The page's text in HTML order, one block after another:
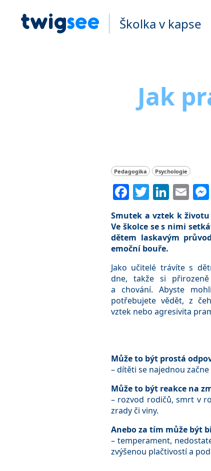
Školka v kapse
Jak
Pedagogika Psychologie
Facebook
Twitter
Smutek a vztek k
Ve školce se s nimi
dětem laskavým
emoční bouře.
Jako učitelé trávíte s
dne, takže si
a chování. Abyste
potřebujete vědět, z
vztek nebo agresivita
Může to být prostá
– dítěti se najednou
Může to být reakce na
– rozvod rodičů, smrt v
zrady či viny.
Anebo za tím může být
– temperament,
zvýšenou plačtivostí a